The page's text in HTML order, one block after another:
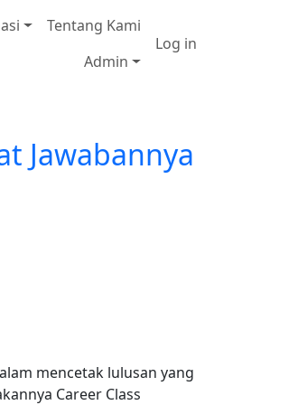
Tentang Kami
Admin
User
Log in
Jawabannya
mencetak lulusan yang
Career Class